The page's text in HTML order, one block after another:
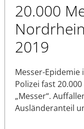
20.000
2019
Messer-Epidemie
Polizei fast
„Messer“.
Ausländeranteil